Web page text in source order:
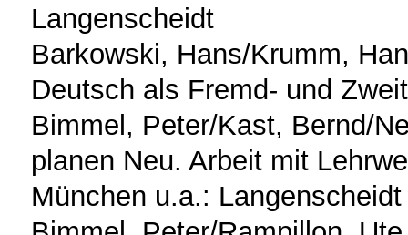
Langenscheidt
Barkowski, Hans/Krumm,
Deutsch als Fremd- und
Bimmel, Peter/Kast, Bernd/
planen Neu. Arbeit mit
München u.a.: Langenscheidt